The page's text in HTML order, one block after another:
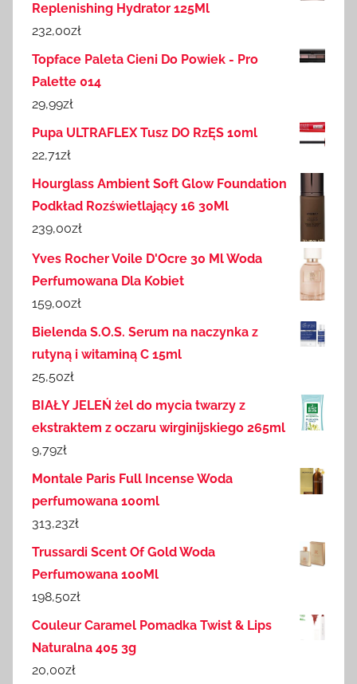
Replenishing Hydrator 125Ml
232,00zł
Topface Paleta Cieni Do Powiek - Pro
Palette 014
29,99zł
Pupa ULTRAFLEX Tusz DO RzĘS 10ml
22,71zł
Hourglass Ambient Soft Glow Foundation
Podkład Rozświetlający 16 30Ml
239,00zł
Yves Rocher Voile D'Ocre 30 Ml Woda
Perfumowana Dla Kobiet
159,00zł
Bielenda S.O.S. Serum na naczynka z
rutyną i witaminą C 15ml
25,50zł
BIAŁY JELEŃ żel do mycia twarzy z
ekstraktem z oczaru wirginijskiego 265ml
9,79zł
Montale Paris Full Incense Woda
perfumowana 100ml
313,23zł
Trussardi Scent Of Gold Woda
Perfumowana 100Ml
198,50zł
Couleur Caramel Pomadka Twist & Lips
Naturalna 405 3g
20,00zł